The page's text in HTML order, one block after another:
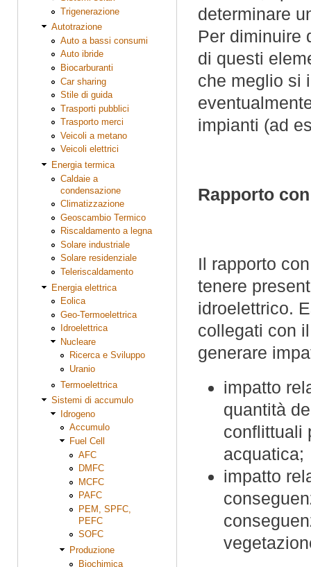
Trigenerazione
Autotrazione
Auto a bassi consumi
Auto ibride
Biocarburanti
Car sharing
Stile di guida
Trasporti pubblici
Trasporto merci
Veicoli a metano
Veicoli elettrici
Energia termica
Caldaie a
condensazione
Climatizzazione
Geoscambio Termico
Riscaldamento a legna
Solare industriale
Solare residenziale
Teleriscaldamento
Energia elettrica
Eolica
Geo-Termoelettrica
Idroelettrica
Nucleare
Ricerca e Sviluppo
Uranio
Termoelettrica
Sistemi di accumulo
Idrogeno
Accumulo
Fuel Cell
AFC
DMFC
MCFC
PAFC
PEM, SPFC,
PEFC
SOFC
Produzione
Biochimica
determinare
Per diminuire
di questi
che meglio si
impianti (ad
Rapporto
Il rapporto
tenere
idroelettrico.
collegati con
generare
impatto
quantità
conflittuali
acquatica;
impatto